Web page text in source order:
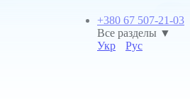
+380 67 507-21-03
Все разделы ▼
Укр
Рус